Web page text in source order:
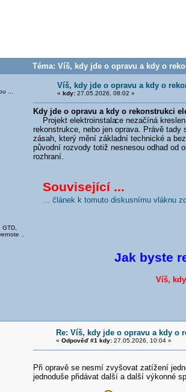
Téma: Víš, kdy jde o opravu a kdy o
...
..
Víš, kdy jde o opravu a kdy o
« kdy:27.05.2026, 08:02 »
Kdy jde o opravu a kdy o rekonstrukci
Projekt elektroinstalace nezačíná
rekonstrukce, nebo jen oprava. Právě
zásah, který mění základní technické a
původní rozvody totiž nesnesou odhad
rozhraní.
Související ...
... článek k tomuto diskusnímu vláknu
Jak byste
Víš,
Re: Víš, kdy jde o opravu a kdy o
« Odpověď #1 kdy:27.05.2026, 10:04 »
Při opravě se nesmí zvyšovat zatížení
jednoduše přidávat další a další výkonné